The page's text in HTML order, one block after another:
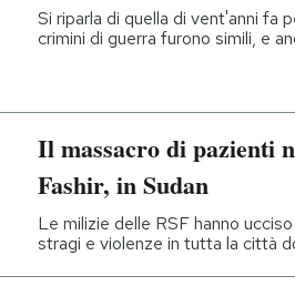
Si riparla di quella di vent'anni fa
crimini di guerra furono simili, e
Il massacro di pazienti
Fashir, in Sudan
Le milizie delle RSF hanno
stragi e violenze in tutta la città